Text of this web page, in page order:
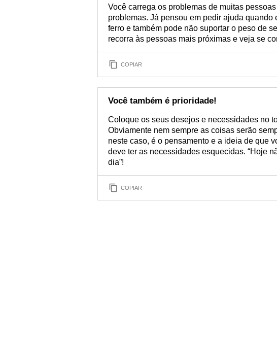
Você carrega os problemas de muitas
problemas. Já pensou em pedir ajuda
ferro e também pode não suportar o peso de
recorra às pessoas mais próximas e veja se
COPIAR
Você também é prioridade!
Coloque os seus desejos e necessidades no
Obviamente nem sempre as coisas serão
neste caso, é o pensamento e a ideia de que
deve ter as necessidades esquecidas. “Hoje
dia”!
COPIAR